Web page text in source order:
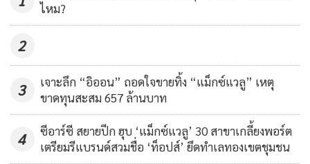
ต่างจากแบรนด์อื่นๆ ด้วยการออกแบบขวดทรงแคปซูล เพื่อ
วิตามินอย่างชัดเจน ทั้งยังตอบรับไลฟ์สไตล์ของคนรุ่นใหม่ที่
ต้องการความโดดเด่นอย่างมีสไตล์ โดย VITMORES+ เริ่มเข้าสู่
ตลาดและวางจำหน่ายพร้อมกันผ่านช่องทาง เซเว่น อีเลฟเว่น (7-
ELEVEN) ทุกสาขาในราคาขวดละ 30 บาท
นอกจากนี้ VITMORES+ ยังเดินหน้าโปรโมตผลิตภัณฑ์ด้วยการ
ไหม?
2
3
เจาะลึก “อิออน” ถอดใจขายทิ้ง “แม็กซ์แวลู” เหตุ
ขาดทุนสะสม 657 ล้านบาท
4
ซีอาร์ซี สยายปีก ฮุบ ‘แม็กซ์แวลู’ 30 สาขาเกลี้ยงพอร์ต
เตรียมรีแบรนด์สวมชื่อ ‘ท็อปส์’ ยึดทำเลทองเขตชุมชน